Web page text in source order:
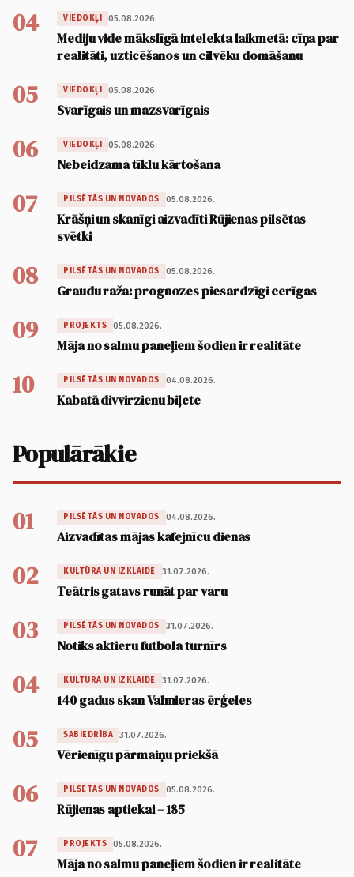
04 VIEDOKĻI 05.08.2026.
Mediju vide mākslīgā intelekta laikmetā: cīņa par
realitāti, uzticēšanos un cilvēku domāšanu
05 VIEDOKĻI 05.08.2026.
Svarīgais un mazsvarīgais
06 VIEDOKĻI 05.08.2026.
Nebeidzama tīklu kārtošana
07 PILSĒTĀS UN NOVADOS 05.08.2026.
Krāšņi un skanīgi aizvadīti Rūjienas pilsētas
svētki
08 PILSĒTĀS UN NOVADOS 05.08.2026.
Graudu raža: prognozes piesardzīgi cerīgas
09 PROJEKTS 05.08.2026.
Māja no salmu paneļiem šodien ir realitāte
10 PILSĒTĀS UN NOVADOS 04.08.2026.
Kabatā divvirzienu biļete
Populārākie
01 PILSĒTĀS UN NOVADOS 04.08.2026.
Aizvadītas mājas kafejnīcu dienas
02 KULTŪRA UN IZKLAIDE 31.07.2026.
Teātris gatavs runāt par varu
03 PILSĒTĀS UN NOVADOS 31.07.2026.
Notiks aktieru futbola turnīrs
04 KULTŪRA UN IZKLAIDE 31.07.2026.
140 gadus skan Valmieras ērģeles
05 SABIEDRĪBA 31.07.2026.
Vērienīgu pārmaiņu priekšā
06 PILSĒTĀS UN NOVADOS 05.08.2026.
Rūjienas aptiekai – 185
07 PROJEKTS 05.08.2026.
Māja no salmu paneļiem šodien ir realitāte